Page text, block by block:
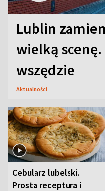
Lublin
wielką
wszędzie
Aktualności
Cebularz lubelski.
Prosta receptura i